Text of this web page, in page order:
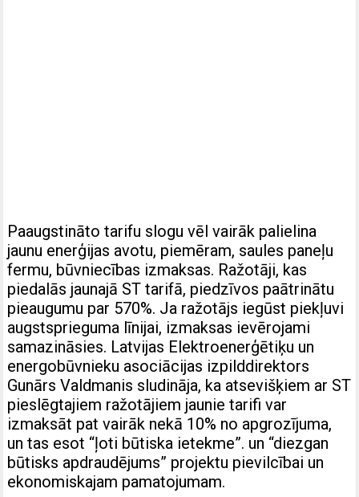
Paaugstināto tarifu slogu vēl vairāk palielina
jaunu enerģijas avotu, piemēram, saules paneļu
fermu, būvniecības izmaksas. Ražotāji, kas
piedalās jaunajā ST tarifā, piedzīvos paātrinātu
pieaugumu par 570%. Ja ražotājs iegūst piekļuvi
augstsprieguma līnijai, izmaksas ievērojami
samazināsies. Latvijas Elektroenerģētiķu un
energobūvnieku asociācijas izpilddirektors
Gunārs Valdmanis sludināja, ka atsevišķiem ar ST
pieslēgtajiem ražotājiem jaunie tarifi var
izmaksāt pat vairāk nekā 10% no apgrozījuma,
un tas esot “ļoti būtiska ietekme”. un “diezgan
būtisks apdraudējums” projektu pievilcībai un
ekonomiskajam pamatojumam.